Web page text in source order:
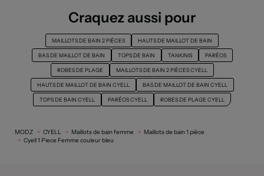
Craquez aussi pour
MAILLOTS DE BAIN 2 PIÈCES HAUTS DE MAILLOT DE BAIN
BAS DE MAILLOT DE BAIN TOPS DE BAIN TANKINIS PARÉOS
ROBES DE PLAGE MAILLOTS DE BAIN 2 PIÈCES CYELL
HAUTS DE MAILLOT DE BAIN CYELL BAS DE MAILLOT DE BAIN CYELL
TOPS DE BAIN CYELL PARÉOS CYELL ROBES DE PLAGE CYELL
MODZ CYELL Maillots de bain femme
Maillots de bain 1 pièce
Cyell 1 Piece Femme couleur bleu